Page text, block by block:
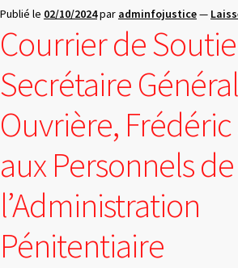
Publié le 02/10/2024par adminfojustice—
Courrier de
Secrétaire
Ouvrière,
aux Personnels de
l’Administration
Pénitentiaire